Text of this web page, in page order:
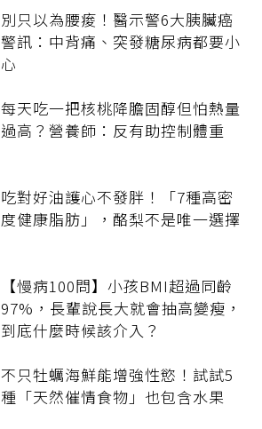
別只以為腰痠！醫示警6大胰臟癌
警訊：中背痛、突發糖尿病都要小
心
每天吃一把核桃降膽固醇但怕熱量
過高？營養師：反有助控制體重
吃對好油護心不發胖！「7種高密
度健康脂肪」，酪梨不是唯一選擇
【慢病100問】小孩BMI超過同齡
97%，長輩說長大就會抽高變瘦，
到底什麼時候該介入？
不只牡蠣海鮮能增強性慾！試試5
種「天然催情食物」也包含水果